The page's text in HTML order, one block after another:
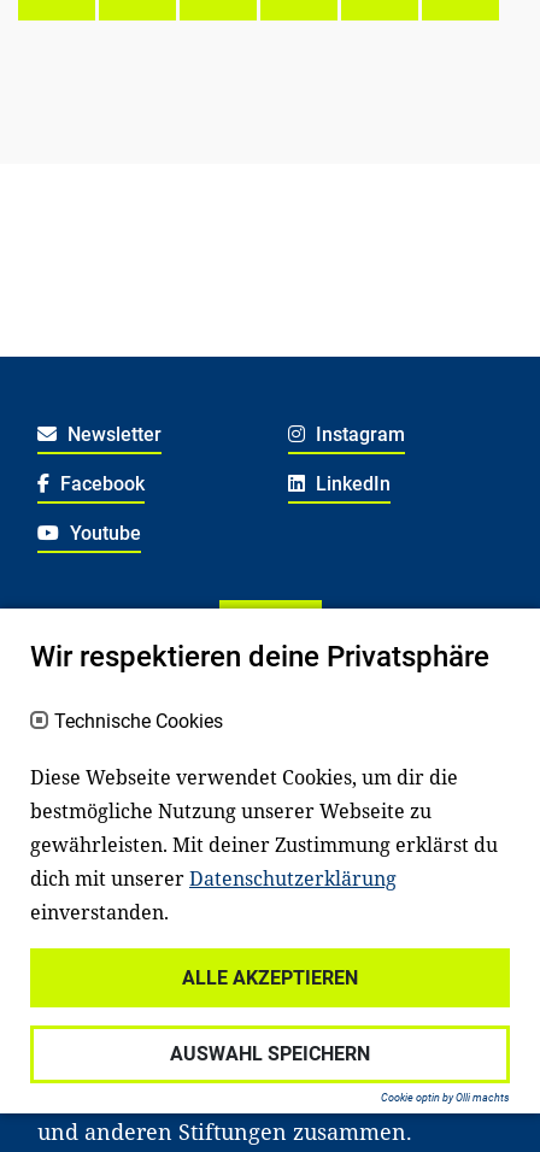
Newsletter Instagram
Facebook LinkedIn
Youtube
Es fängt mitLesenan
macht den positiven Unterschied:
einem erfolgreichen Berufsleben. Viele
Kinder und Jugendliche in Deutschland
haben aber große Schwierigkeiten dabei.
Unser Angebot richtet sich deshalb gezielt
an Familien sowie an Erzieher*innen,
Lehrer*innen und andere
Fachexpert*innen. Dafür arbeiten wir eng
mit Ministerien, wissenschaftlichen
Einrichtungen, Verbänden, Unternehmen
und anderen Stiftungen zusammen.
Wir respektieren deine Privatsphäre
Technische Cookies
Diese Webseite verwendet Cookies, um dir die
bestmögliche Nutzung unserer Webseite zu
gewährleisten. Mit deiner Zustimmung erklärst du
dich mit unsererDatenschutzerklärung
einverstanden.
ALLE AKZEPTIEREN
AUSWAHL SPEICHERN
Cookie optin by Olli machts